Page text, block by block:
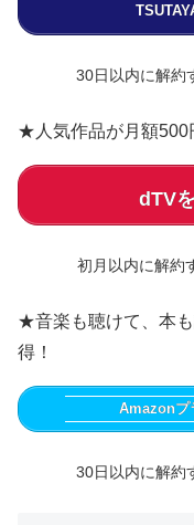
30日以内に解約
★人気作品が月額500
dTV
初月以内に解約
★音楽も聴けて、本
得！
Amazonプ
30日以内に解約